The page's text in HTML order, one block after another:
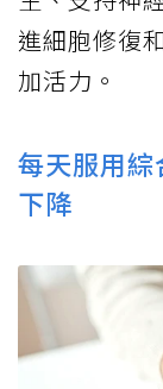
進細胞修復
加活力。
每天服用
下降